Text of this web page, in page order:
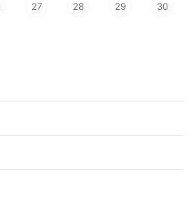
27 28 29 30